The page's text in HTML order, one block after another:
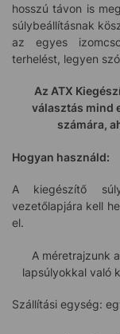
hosszú távon is
súlybeállításnak
az egyes
terhelést, legyen
Az ATX
választás mind
számára,
Hogyan használd:
A kiegészítő
vezetőlapjára kell
el.
A méretrajzunk
lapsúlyokkal való
Szállítási egység: